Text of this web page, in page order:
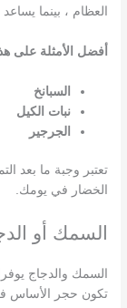
العظام ، بينما
أفضل الأمثلة على
السبانخ
نبات الكيل
الجرجير
تعتبر وجبة ما بعد
الخضار في يومك.
السمك أو
السمك والدجاج
تكون حجر الأساس